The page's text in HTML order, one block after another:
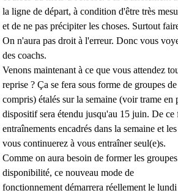
la ligne de départ, à condition d'être très
et de ne pas précipiter les choses. Surtout
On n'aura pas droit à l'erreur. Donc vous
des coachs.
Venons maintenant à ce que vous attendez
reprise ? Ça se fera sous forme de groupes
compris) étalés sur la semaine (voir trame en
dispositif sera étendu jusqu'au 15 juin. De ce
entraînements encadrés dans la semaine et
vous continuerez à vous entraîner seul(e)s.
Comme on aura besoin de former les
disponibilité, ce nouveau mode de
fonctionnement démarrera réellement le